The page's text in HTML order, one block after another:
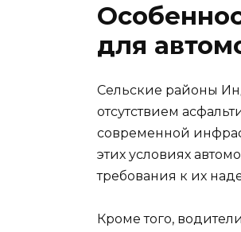
для
Сельские районы
отсутствием
современной
этих условиях
требования к их
Кроме того,